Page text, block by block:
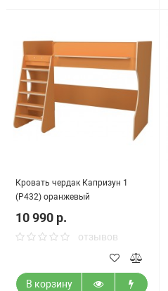
Кровать чердак Капризун 1
(Р432) оранжевый
10 990 р.
отзывов
В корзину